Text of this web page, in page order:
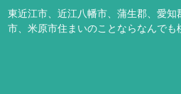
東近江市、近江八幡市、蒲生郡、愛
市、米原市住まいのことならなんでも